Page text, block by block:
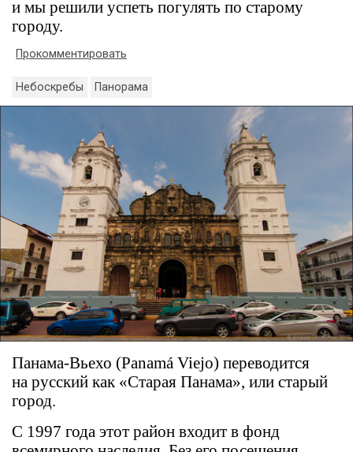
и мы решили успеть погулять по старому
городу.
Прокомментировать
Небоскребы Панорама
Панама-Вьехо (Panamá Viejo) переводится
на русский как «Старая Панама», или старый
город.
С 1997 года этот район входит в фонд